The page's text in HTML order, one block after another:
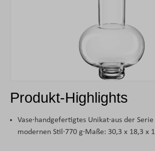
Produkt-Highlights
Vase·handgefertigtes Unikat·aus der Serie
modernen Stil·770 g·Maße: 30,3 x 18,3 x